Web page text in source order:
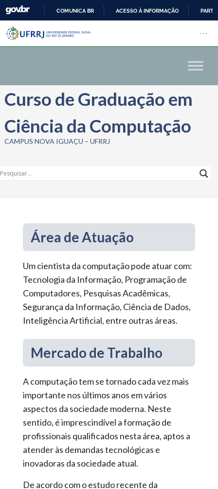
COMUNICA BR ACESSO À INFORMAÇÃO
Pular barra institucional
Barra institucional da
Curso de Graduação em
Ciência da Computação
CAMPUS NOVA IGUAÇU – UFRRJ
Área de Atuação
Um cientista da computação pode atuar com:
Tecnologia da Informação, Programação de
Computadores, Pesquisas Acadêmicas,
Segurança da Informação, Ciência de Dados,
Inteligência Artificial, entre outras áreas.
Mercado de Trabalho
A computação tem se tornado cada vez mais
importante nos últimos anos em vários
aspectos da sociedade moderna. Neste
sentido, é imprescindível a formação de
profissionais qualificados nesta área, aptos a
atender às demandas tecnológicas e
inovadoras da sociedade atual.
De acordo com o estudo recente da